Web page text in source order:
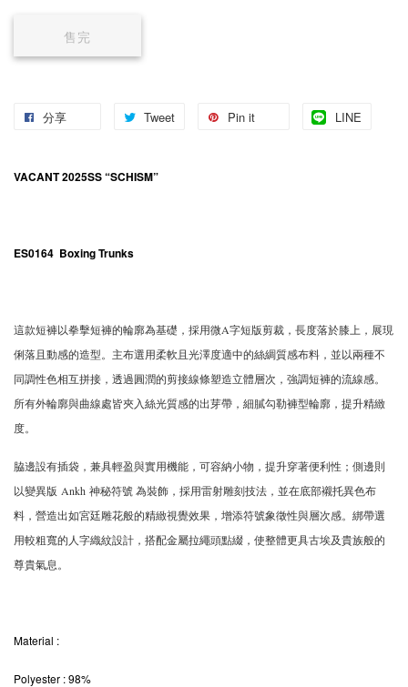
售完
分享 Tweet Pin it LINE
VACANT 2025SS “SCHISM”
ES0164 Boxing Trunks
這款短褲以拳擊短褲的輪廓為基礎，採用微A字短版剪裁，長度落於膝上，展現
俐落且動感的造型。主布選用柔軟且光澤度適中的絲綢質感布料，並以兩種不
同調性色相互拼接，透過圓潤的剪接線條塑造立體層次，強調短褲的流線感。
所有外輪廓與曲線處皆夾入絲光質感的出芽帶，細膩勾勒褲型輪廓，提升精緻
度。
脇邊設有插袋，兼具輕盈與實用機能，可容納小物，提升穿著便利性；側邊則
以變異版 Ankh 神秘符號 為裝飾，採用雷射雕刻技法，並在底部襯托異色布
料，營造出如宮廷雕花般的精緻視覺效果，增添符號象徵性與層次感。綁帶選
用較粗寬的人字織紋設計，搭配金屬拉繩頭點綴，使整體更具古埃及貴族般的
尊貴氣息。
Material :
Polyester : 98%